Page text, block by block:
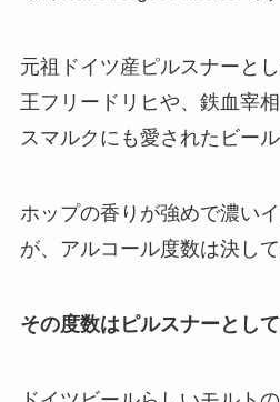
元祖ドイツ産ピルスナーと
王フリードリヒや、鉄血宰
スマルクにも愛されたビー
ホップの香りが強めで濃い
が、アルコール度数は決し
その度数はピルスナーとし